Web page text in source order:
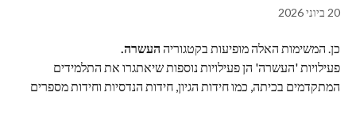
20 ביוני 2026
כן. המשימות האלה מופיעות בקטגוריה העשרה.
פעילויות 'העשרה' הן פעילויות נוספות שיאתגרו את התלמידים
המתקדמים בכיתה, כמו חידות הגיון, חידות הנדסיות וחידות מספרים